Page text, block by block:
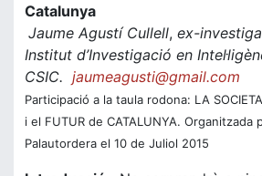
Catalunya
Jaume Agustí Cullell, ex-
Institut d’Investigació en
CSIC. jaumeagusti@gmail.com
Participació a la taula rodona: LA
i el FUTUR de CATALUNYA. Organitzada
Palautordera el 10 de Juliol 2015